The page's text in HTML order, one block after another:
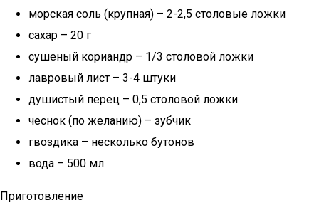
морская соль (крупная) – 2-2,5 столовые ложки
сахар – 20 г
сушеный кориандр – 1/3 столовой ложки
лавровый лист – 3-4 штуки
душистый перец – 0,5 столовой ложки
чеснок (по желанию) – зубчик
гвоздика – несколько бутонов
вода – 500 мл
Приготовление